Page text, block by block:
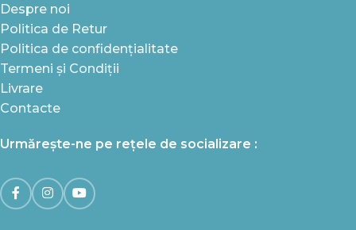
Despre noi
Politica de Retur
Politica de confidențialitate
Termeni și Condiții
Livrare
Contacte
Urmărește-ne pe rețele de socializare :